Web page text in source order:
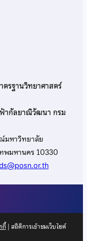
รฐานวิทยาศาสตร์
ฟ้ากัลยาณิวัฒนา กรม
มหาวิทยาลัย
พมหานคร 10330
กี้| สถิติการเข้าชมเว็บไซต์